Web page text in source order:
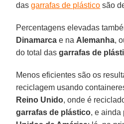
dasgarrafas de plástico são
Percentagens elevadas
Dinamarca e na Alemanha,
do total dasgarrafas de
Menos eficientes são os
reciclagem usando
Reino Unido, onde é
garrafas de plástico, e ainda